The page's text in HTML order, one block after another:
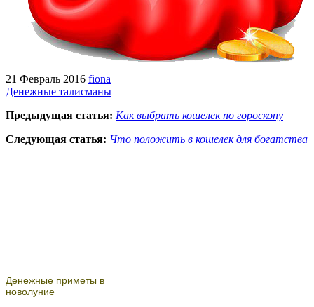
21 Февраль 2016 fiona
Денежные талисманы
Предыдущая статья: Как выбрать кошелек по гороскопу
Следующая статья: Что положить в кошелек для богатства
Денежные приметы в
новолуние